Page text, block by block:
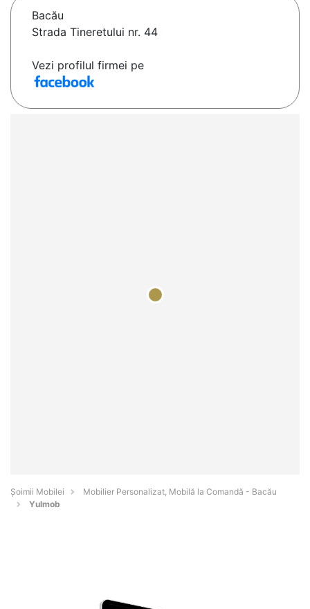
Bacău
Strada Tineretului nr. 44
Vezi profilul firmei pe
Șoimii Mobilei
Mobilier Personalizat, Mobilă la Comandă - Bacău
Yulmob